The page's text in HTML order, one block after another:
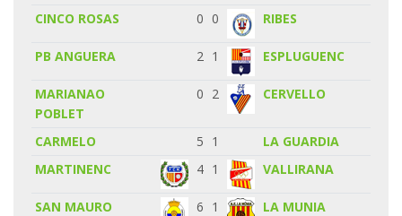
CINCO ROSAS
0 0 RIBES
PB ANGUERA 2 1 ESPLUGUENC
MARIANAO
POBLET
0 2 CERVELLO
CARMELO 5 1
LA GUARDIA
MARTINENC
4 1 VALLIRANA
SAN MAURO 6 1 LA MUNIA